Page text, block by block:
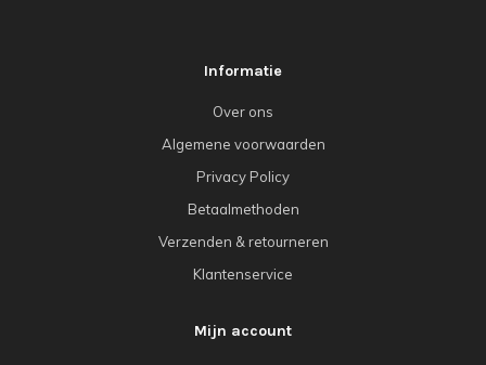
Informatie
Over ons
Algemene voorwaarden
Privacy Policy
Betaalmethoden
Verzenden & retourneren
Klantenservice
Mijn account